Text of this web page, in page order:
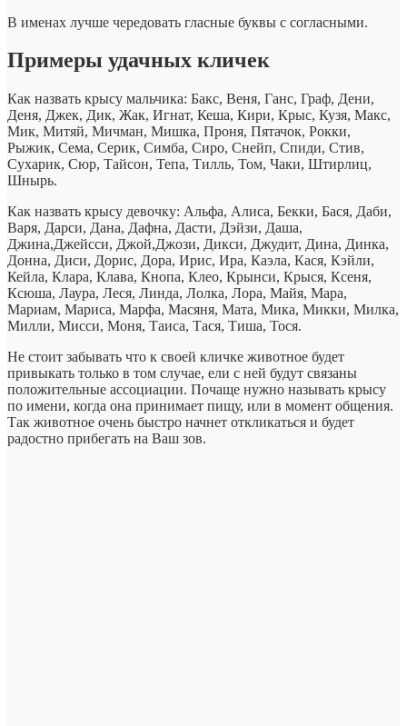
В именах лучше чередовать гласные буквы с согласными.
Примеры удачных кличек
Как назвать крысу мальчика: Бакс, Веня, Ганс, Граф, Дени,
Деня, Джек, Дик, Жак, Игнат, Кеша, Кири, Крыс, Кузя, Макс,
Мик, Митяй, Мичман, Мишка, Проня, Пятачок, Рокки,
Рыжик, Сема, Серик, Симба, Сиро, Снейп, Спиди, Стив,
Сухарик, Сюр, Тайсон, Тепа, Тилль, Том, Чаки, Штирлиц,
Шнырь.
Как назвать крысу девочку: Альфа, Алиса, Бекки, Бася, Даби,
Варя, Дарси, Дана, Дафна, Дасти, Дэйзи, Даша,
Джина,Джейсси, Джой,Джози, Дикси, Джудит, Дина, Динка,
Донна, Диси, Дорис, Дора, Ирис, Ира, Каэла, Кася, Кэйли,
Кейла, Клара, Клава, Кнопа, Клео, Крынси, Крыся, Ксеня,
Ксюша, Лаура, Леся, Линда, Лолка, Лора, Майя, Мара,
Мариам, Мариса, Марфа, Масяня, Мата, Мика, Микки, Милка,
Милли, Мисси, Моня, Таиса, Тася, Тиша, Тося.
Не стоит забывать что к своей кличке животное будет
привыкать только в том случае, ели с ней будут связаны
положительные ассоциации. Почаще нужно называть крысу
по имени, когда она принимает пищу, или в момент общения.
Так животное очень быстро начнет откликаться и будет
радостно прибегать на Ваш зов.